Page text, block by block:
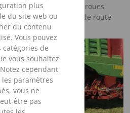
plus
du site web ou
du contenu
Vous pouvez
catégories de
vous souhaitez
cependant
paramètres
vous ne
être pas
charge sur toutes les roues
une meilleure tenue de route